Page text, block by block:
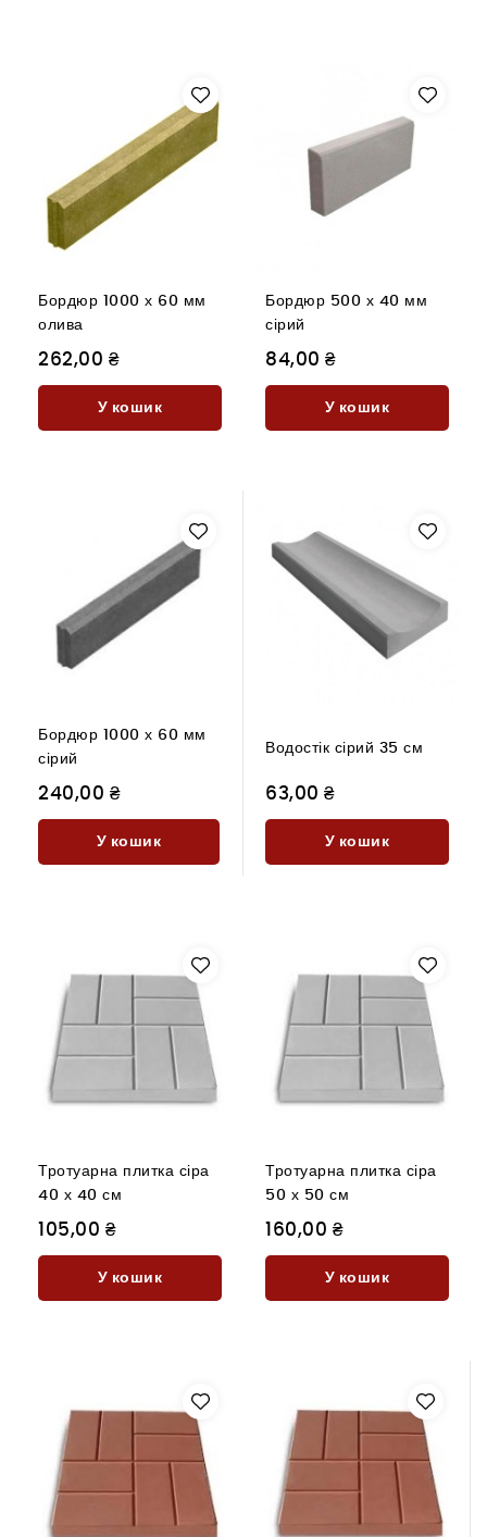
Бордюр 1000 х 60 мм
олива
262,00 ₴
У кошик
Бордюр 500 х 40 мм
сірий
84,00 ₴
У кошик
Бордюр 1000 х 60 мм
сірий
240,00 ₴
У кошик
Водостік сірий 35 см
63,00 ₴
У кошик
Тротуарна плитка сіра
40 х 40 см
105,00 ₴
У кошик
Тротуарна плитка сіра
50 х 50 см
160,00 ₴
У кошик